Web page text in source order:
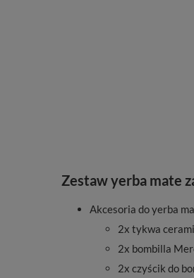
Zestaw yerba mate
Akcesoria do yerba
2x tykwa
2x bombilla
2x czyścik do